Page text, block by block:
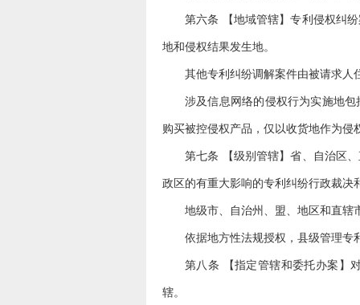
第六条 【地域管辖】专利侵权纠
地和侵权结果发生地。
其他专利纠纷调解案件由被请求
涉及信息网络的侵权行为实施地
购买被控侵权产品，仅以收货地作为
第七条 【级别管辖】省、自治区
政区的有重大影响的专利纠纷行政裁决
地级市、自治州、盟、地区和直
依据地方性法规授权，县级管理
第八条 【指定管辖和委托办案】
辖。